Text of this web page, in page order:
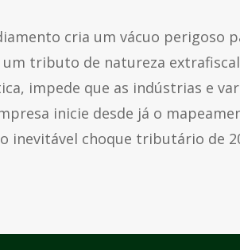
cria um vácuo perigoso
tributo de natureza extrafiscal
impede que as indústrias e
inicie desde já o
choque tributário de